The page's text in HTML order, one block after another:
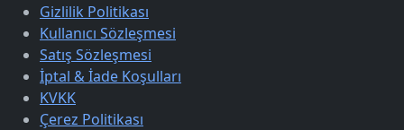
Gizlilik Politikası
Kullanıcı Sözleşmesi
Satış Sözleşmesi
İptal & İade Koşulları
KVKK
Çerez Politikası